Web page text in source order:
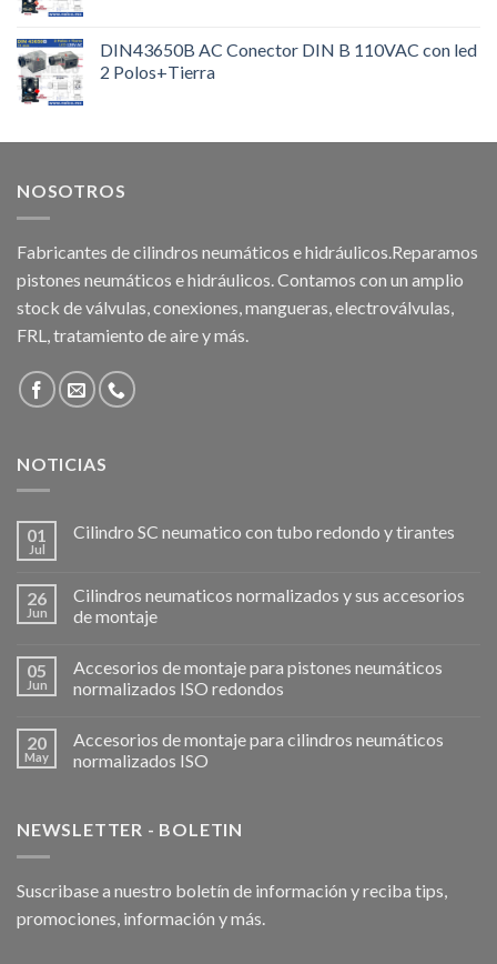
DIN43650B AC Conector DIN B 110VAC con led
2 Polos+Tierra
NOSOTROS
Fabricantes de cilindros neumáticos e hidráulicos.Reparamos
pistones neumáticos e hidráulicos. Contamos con un amplio
stock de válvulas, conexiones, mangueras, electroválvulas,
FRL, tratamiento de aire y más.
NOTICIAS
01
Jul
Cilindro SC neumatico con tubo redondo y tirantes
26
Jun
Cilindros neumaticos normalizados y sus accesorios
de montaje
05
Jun
Accesorios de montaje para pistones neumáticos
normalizados ISO redondos
20
May
Accesorios de montaje para cilindros neumáticos
normalizados ISO
NEWSLETTER - BOLETIN
Suscribase a nuestro boletín de información y reciba tips,
promociones, información y más.